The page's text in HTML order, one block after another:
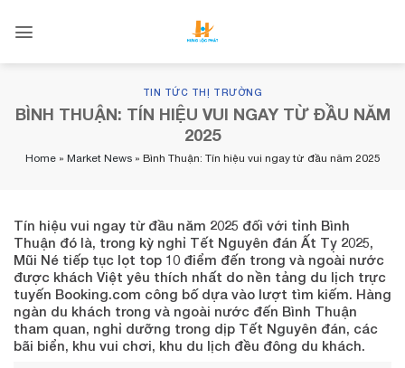
TIN TỨC THỊ TRƯỜNG
BÌNH THUẬN: TÍN HIỆU VUI NGAY TỪ ĐẦU NĂM
2025
Home» Market News» Bình Thuận: Tín hiệu vui ngay từ đầu năm 2025
Tín hiệu vui ngay từ đầu năm 2025 đối với tỉnh Bình
Thuận đó là, trong kỳ nghỉ Tết Nguyên đán Ất Tỵ 2025,
Mũi Né tiếp tục lọt top 10 điểm đến trong và ngoài nước
được khách Việt yêu thích nhất do nền tảng du lịch trực
tuyến Booking.com công bố dựa vào lượt tìm kiếm. Hàng
ngàn du khách trong và ngoài nước đến Bình Thuận
tham quan, nghỉ dưỡng trong dịp Tết Nguyên đán, các
bãi biển, khu vui chơi, khu du lịch đều đông du khách.